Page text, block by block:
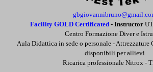
Facility GOLD Certificated -Instructor
Centro Formazione Diver e
Aula Didattica in sede o personale -Attrezzature
disponibili per allievi
Ricarica professionale Nitrox -